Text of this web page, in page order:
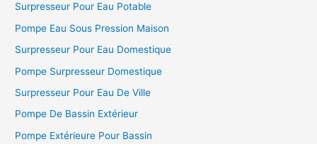
Surpresseur Pour Eau Potable
Pompe Eau Sous Pression Maison
Surpresseur Pour Eau Domestique
Pompe Surpresseur Domestique
Surpresseur Pour Eau De Ville
Pompe De Bassin Extérieur
Pompe Extérieure Pour Bassin